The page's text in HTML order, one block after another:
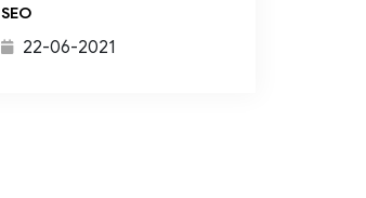
SEO
22-06-2021